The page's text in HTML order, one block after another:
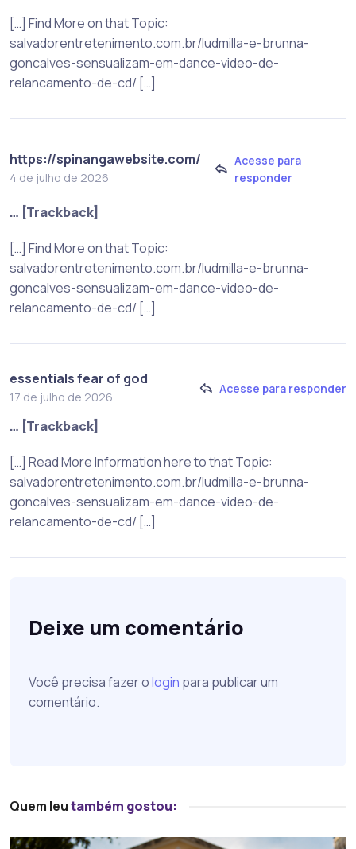
[…] Find More on that Topic:
salvadorentretenimento.com.br/ludmilla-e-brunna-
goncalves-sensualizam-em-dance-video-de-
relancamento-de-cd/ […]
https://spinangawebsite.com/
4 de julho de 2026
Acesse para
responder
… [Trackback]
[…] Find More on that Topic:
salvadorentretenimento.com.br/ludmilla-e-brunna-
goncalves-sensualizam-em-dance-video-de-
relancamento-de-cd/ […]
essentials fear of god
17 de julho de 2026
Acesse para responder
… [Trackback]
[…] Read More Information here to that Topic:
salvadorentretenimento.com.br/ludmilla-e-brunna-
goncalves-sensualizam-em-dance-video-de-
relancamento-de-cd/ […]
Deixe um comentário
Você precisa fazer ologin para publicar um
comentário.
Quem leutambém gostou: